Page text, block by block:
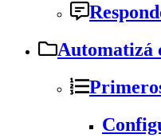
Automatizá